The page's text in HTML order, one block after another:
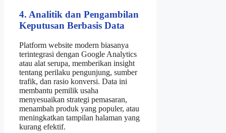
4. Analitik dan Pengambilan
Keputusan Berbasis Data
Platform website modern biasanya
terintegrasi dengan Google Analytics
atau alat serupa, memberikan insight
tentang perilaku pengunjung, sumber
trafik, dan rasio konversi. Data ini
membantu pemilik usaha
menyesuaikan strategi pemasaran,
menambah produk yang populer, atau
meningkatkan tampilan halaman yang
kurang efektif.